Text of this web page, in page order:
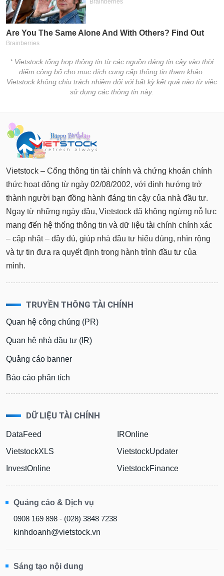
* Vietstock tổng hợp thông tin từ các nguồn đáng tin cậy vào thời
điểm công bố cho mục đích cung cấp thông tin tham khảo.
Vietstock không chịu trách nhiệm đối với bất kỳ kết quả nào từ việc
sử dụng các thông tin này.
Vietstock – Cổng thông tin tài chính và chứng khoán chính
thức hoạt động từ ngày 02/08/2002, với định hướng trở
thành người bạn đồng hành đáng tin cậy của nhà đầu tư.
Ngay từ những ngày đầu, Vietstock đã không ngừng nỗ lực
mang đến hệ thống thông tin và dữ liệu tài chính chính xác
– cập nhật – đầy đủ, giúp nhà đầu tư hiểu đúng, nhìn rộng
và tự tin đưa ra quyết định trong hành trình đầu tư của
mình.
TRUYỀN THÔNG TÀI CHÍNH
Quan hệ công chúng (PR)
Quan hệ nhà đầu tư (IR)
Quảng cáo banner
Báo cáo phân tích
DỮ LIỆU TÀI CHÍNH
DataFeed
VietstockXLS
InvestOnline
IROnline
VietstockUpdater
VietstockFinance
Quảng cáo & Dịch vụ
0908 169 898 - (028) 3848 7238
kinhdoanh@vietstock.vn
Sáng tạo nội dung